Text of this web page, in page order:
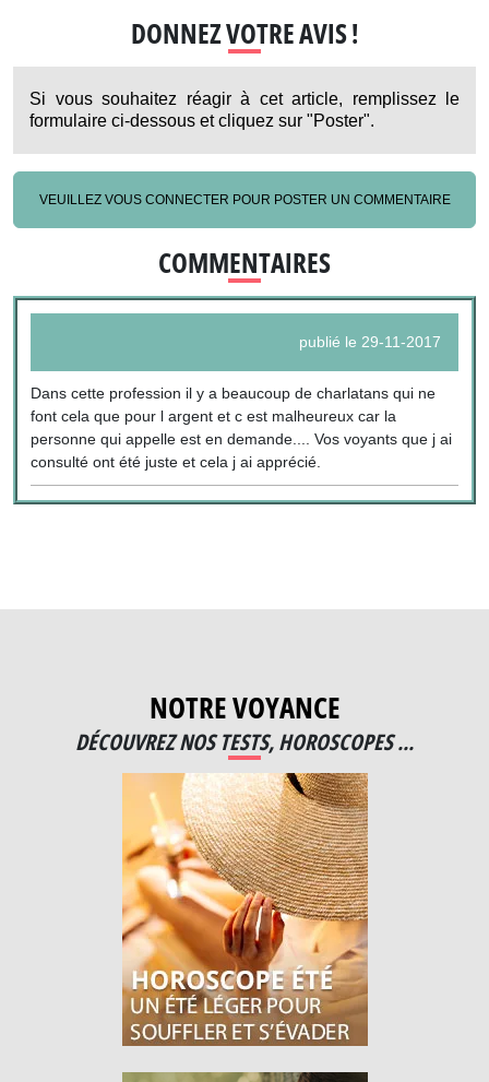
DONNEZ VOTRE AVIS !
Si vous souhaitez réagir à cet article, remplissez le
formulaire ci-dessous et cliquez sur "Poster".
VEUILLEZ VOUS CONNECTER POUR POSTER UN COMMENTAIRE
COMMENTAIRES
publié le 29-11-2017
Dans cette profession il y a beaucoup de charlatans qui ne
font cela que pour l argent et c est malheureux car la
personne qui appelle est en demande.... Vos voyants que j ai
consulté ont été juste et cela j ai apprécié.
NOTRE VOYANCE
DÉCOUVREZ NOS TESTS, HOROSCOPES ...